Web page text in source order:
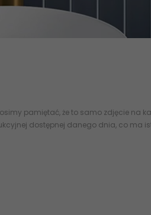
pamiętać, że to samo zdjęcie na
dostępnej danego dnia, co ma